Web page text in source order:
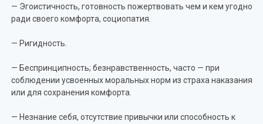
— Эгоистичность, готовность пожертвовать чем и кем угодно
ради своего комфорта, социопатия.
— Ригидность.
— Беспринципность; безнравственность, часто — при
соблюдении усвоенных моральных норм из страха наказания
или для сохранения комфорта.
— Незнание себя, отсутствие привычки или способность к